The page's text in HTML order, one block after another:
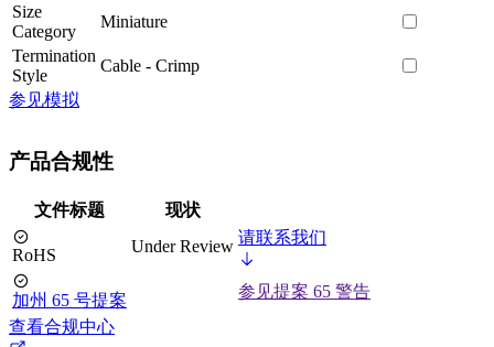
Size
Category
Miniature
Termination
Style
Cable - Crimp
参见模拟
产品合规性
文件标题 现状
RoHS Under Review 请联系我们
加州 65 号提案
参见提案 65 警告
查看合规中心